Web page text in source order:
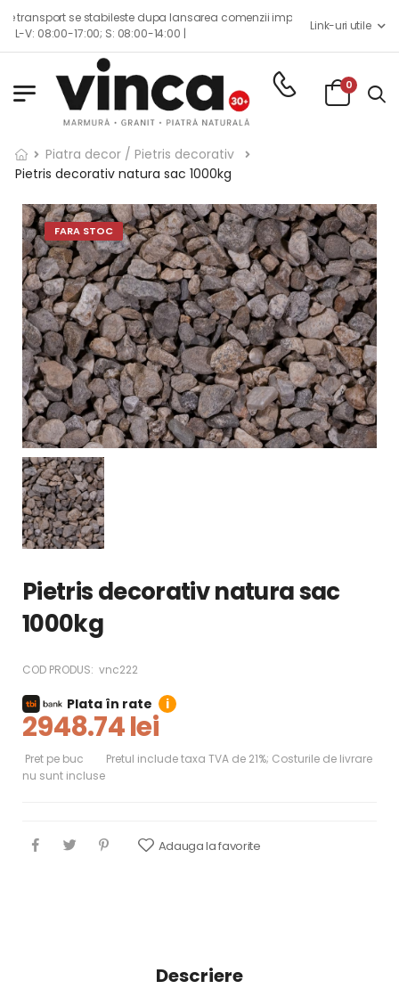
se stabileste dupa lansarea comenzii impreuna cu echipa de
17:00; S: 08:00-14:00 |
Link-uri utile
0
Piatra decor / Pietris decorativ
Pietris decorativ natura sac 1000kg
FARA STOC
Pietris decorativ natura sac
1000kg
COD PRODUS: vnc222
Plata în rate i
2948.74 lei
Pret pe buc
Pretul include taxa TVA de 21%; Costurile de livrare
nu sunt incluse
Adauga la favorite
Descriere